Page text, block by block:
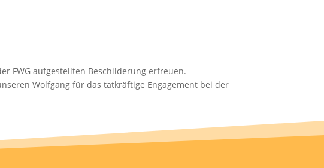
FWG aufgestellten Beschilderung erfreuen.
Wolfgang für das tatkräftige Engagement bei der